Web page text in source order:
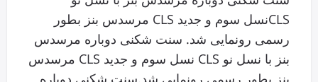
CLSنسل سوم و جدید CLS مرسدس بنز بطور
رسمی رونمایی شد. سنت شکنی دوباره مرسدس
بنز با نسل نو CLS نسل سوم و جدید CLS مرسدس
بنز بطور رسمی رونمایی شد.سنت شکنی دوباره